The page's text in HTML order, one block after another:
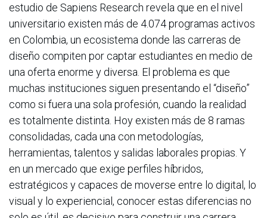
estudio de Sapiens Research revela que en el nivel
universitario existen más de 4.074 programas activos
en Colombia, un ecosistema donde las carreras de
diseño compiten por captar estudiantes en medio de
una oferta enorme y diversa. El problema es que
muchas instituciones siguen presentando el “diseño”
como si fuera una sola profesión, cuando la realidad
es totalmente distinta. Hoy existen más de 8 ramas
consolidadas, cada una con metodologías,
herramientas, talentos y salidas laborales propias. Y
en un mercado que exige perfiles híbridos,
estratégicos y capaces de moverse entre lo digital, lo
visual y lo experiencial, conocer estas diferencias no